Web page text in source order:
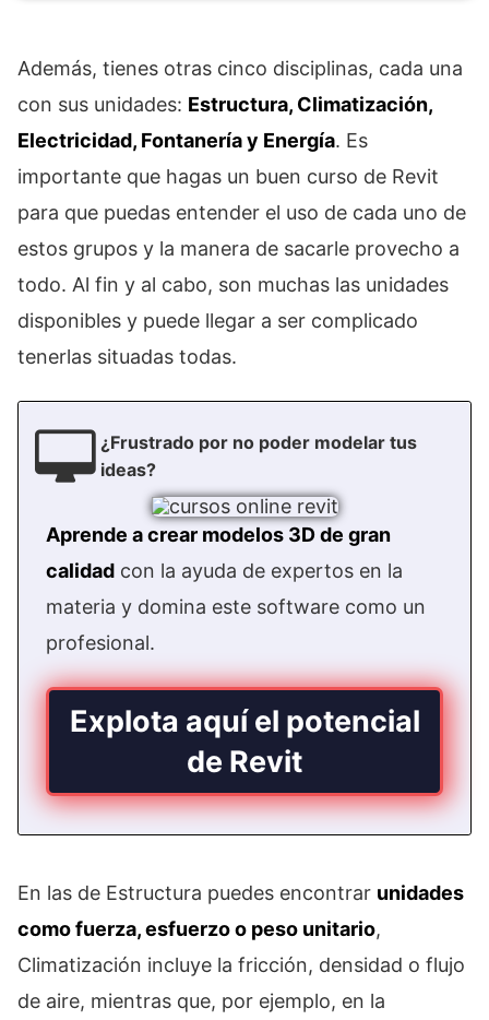
Además, tienes otras cinco disciplinas, cada una
con sus unidades: Estructura, Climatización,
Electricidad, Fontanería y Energía. Es
importante que hagas un buen curso de Revit
para que puedas entender el uso de cada uno de
estos grupos y la manera de sacarle provecho a
todo. Al fin y al cabo, son muchas las unidades
disponibles y puede llegar a ser complicado
tenerlas situadas todas.
¿Frustrado por no poder modelar tus
ideas?
Aprende a crear modelos 3D de gran
calidad con la ayuda de expertos en la
materia y domina este software como un
profesional.
Explota aquí el potencial
de Revit
En las de Estructura puedes encontrar unidades
como fuerza, esfuerzo o peso unitario,
Climatización incluye la fricción, densidad o flujo
de aire, mientras que, por ejemplo, en la